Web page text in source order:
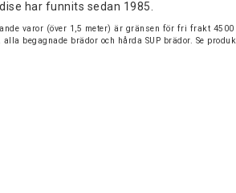
har funnits sedan 1985.
varor (över 1,5 meter) är gränsen för fri frakt 4500
begagnade brädor och hårda SUP brädor. Se